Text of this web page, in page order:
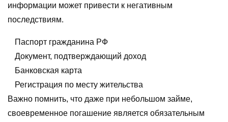
информации может привести к негативным
последствиям.
Паспорт гражданина РФ
Документ, подтверждающий доход
Банковская карта
Регистрация по месту жительства
Важно помнить, что даже при небольшом займе,
своевременное погашение является обязательным